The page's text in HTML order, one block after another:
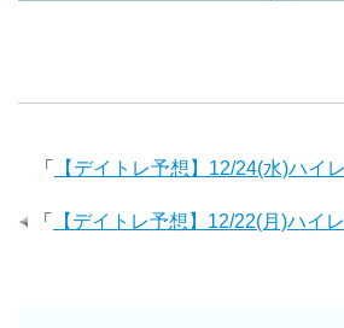
「 【デイトレ予想】12/24(水)ハイ
「 【デイトレ予想】12/22(月)ハイ